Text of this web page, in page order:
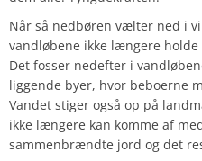
Når så nedbøren vælter ned i
vandløbene ikke længere
Det fosser nedefter i
liggende byer, hvor beboerne
Vandet stiger også op på
ikke længere kan komme af
sammenbrændte jord og det